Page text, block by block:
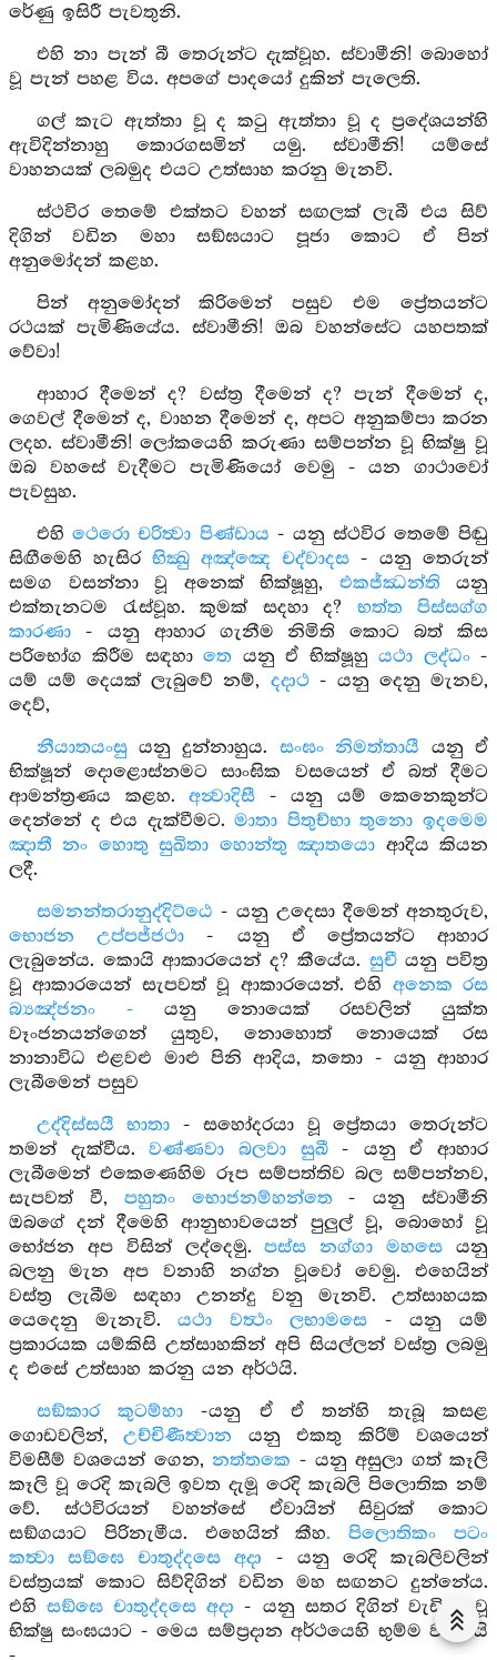
රේණු ඉසිරී පැවතුනි.
එහි නා පැන් බී තෙරුන්ට දැක්වූහ. ස්වාමීනි! බොහෝ
වූ පැන් පහළ විය. අපගේ පාදයෝ දුකින් පැලෙති.
ගල් කැට ඇත්තා වූ ද කටු ඇත්තා වූ ද ප්‍රදේශයන්හි
ඇවිදින්නාහු කොරගසමින් යමු. ස්වාමීනි! යම්සේ
වාහනයක් ලබමුද එයට උත්සාහ කරනු මැනවි.
ස්ථවිර තෙමේ එක්තට වහන් සඟලක් ලැබී එය සිව්
දිගින් වඩින මහා සඞ්ඝයාට පූජා කොට ඒ පින්
අනුමෝදන් කළහ.
පින් අනුමෝදන් කිරිමෙන් පසුව එම ප්‍රේතයන්ට
රථයක් පැමිණියේය. ස්වාමීනි! ඔබ වහන්සේට යහපතක්
වේවා!
ආහාර දීමෙන් ද? වස්ත්‍ර දීමෙන් ද? පැන් දීමෙන් ද,
ගෙවල් දීමෙන් ද, වාහන දීමෙන් ද, අපට අනුකම්පා කරන
ලදහ. ස්වාමීනි! ලෝකයෙහි කරුණා සම්පන්න වූ භික්ෂු වූ
ඔබ වහසේ වැදීමට පැමිණියෝ වෙමු - යන ගාථාවෝ
පැවසුහ.
එහි ථෙරො චරිත්‍වා පිණ්ඩාය - යනු ස්ථවිර තෙමේ පිඬු
සිඟීමෙහි හැසිර භික්‍ඛු අඤ්ඤෙ චද්වාදස - යනු තෙරුන්
සමග වසන්නා වූ අනෙක් භික්ෂූහු, එකජ්ඣන්ති යනු
එක්තැනටම රැස්වූහ. කුමක් සදහා ද? භත්ත පිස්සග්ග
කාරණා - යනු ආහාර ගැනීම නිමිති කොට බත් කිස
පරිභෝග කිරීම සඳහාතෙ යනු ඒ භික්ෂූහුයථා ලද්ධං-
යම් යම් දෙයක් ලැබුවේ නම්, දදාථ- යනු දෙනු මැනව,
දෙව්,
නීයාතයංසුයනු දුන්නාහුය. සංඝං නිමත්තායී යනු ඒ
භික්ෂූන් දොළොස්නමට සාංඝික වසයෙන් ඒ බත් දීමට
ආමන්ත්‍රණය කළහ. අන්‍වාදිසී - යනු යම් කෙනෙකුන්ට
දෙන්නේ ද එය දැක්වීමට.මාතා පිතුච්භා තුනො ඉදමෙම
ඤාතී නං හොතු සුඛිතා හොන්තු ඤාතයො ආදිය කියන
ලදී.
සමනන්තරානුද්දිට්ඨෙ - යනු උදෙසා දීමෙන් අනතුරුව,
භොජන උප්පජ්ජථා - යනු ඒ ප්‍රේතයන්ට ආහාර
ලැබුනේය. කොයි ආකාරයෙන් ද? කීයේය. සුචීයනු පවිත්‍ර
වූ ආකාරයෙන් සැපවත් වූ ආකාරයෙන්. එහි අනෙක රස
බ්‍යඤ්ජනං - යනු නොයෙක් රසවලින් යුක්ත
වෑංජනයන්ගෙන් යුතුව, නොහොත් නොයෙක් රස
නානාවිධ එළවළු මාළු පිනි ආදිය, තතො - යනු ආහාර
ලැබීමෙන් පසුව
උද්දිස්සයී භාතා - සහෝදරයා වූ ප්‍රේතයා තෙරුන්ට
තමන් දැක්වීය.වණ්ණවා බලවා සුඛී- යනු ඒ ආහාර
ලැබීමෙන් එකෙණෙහිම රූප සම්පත්තිව බල සම්පන්නව,
සැපවත් වී, පහුතං භොජනම්හන්තෙ - යනු ස්වාමීනි
ඔබගේ දන් දීමෙහි ආනුභාවයෙන් පුලුල් වූ, බොහෝ වූ
භෝජන අප විසින් ලද්දෙමු.පස්ස නග්ගා මහසෙ යනු
බලනු මැන අප වනාහි නග්න වූවෝ වෙමු. එහෙයින්
වස්ත්‍ර ලැබීම සඳහා උනන්දු වනු මැනවි. උත්සාහයක
යෙදෙනු මැනැවි.යථා වත්‍ථං ලභාමසෙ - යනු යම්
ප්‍රකාරයක යම්කිසි උත්සාහකින් අපි සියල්ලන් වස්ත්‍ර ලබමු
ද එසේ උත්සාහ කරනු යන අර්ථයි.
සඞ්කාර කුටම්හා-යනු ඒ ඒ තන්හි තැබූ කසළ
ගොඩවලින්,උච්චිණීත්‍වාන යනු එකතු කිරිම් වශයෙන්
විමසීම් වශයෙන් ගෙන,නත්තකෙ - යනු අසුලා ගත් කෑලි
කෑලි වූ රෙදි කැබලි ඉවත දැමූ රෙදි කැබලි පිලොතික නම්
වේ. ස්ථවිරයන් වහන්සේ ඒවායින් සිවුරක් කොට
සඞ්ගයාට පිරිනැමීය. එහෙයින් කීහ. පිලොතිකං පටං
කත්‍වා සඞ්ඝෙ චාතුද්දසෙ අදා - යනු රෙදි කැබලිවලින්
වස්ත්‍රයක් කොට සිව්දිගින් වඩින මහ සඟනට දුන්නේය.
එහිසඞ්ඝෙ චාතුද්දසෙ අදා - යනු සතර දිගින් වැඩියා වූ
භික්ෂු සංඝයාට - මෙය සම්ප්‍රදාන අර්ථයෙහි භුම්ම වචනයි